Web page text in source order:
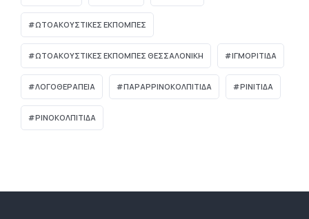
ΩΤΟΑΚΟΥΣΤΙΚΈΣ ΕΚΠΟΜΠΈΣ
ΩΤΟΑΚΟΥΣΤΙΚΈΣ ΕΚΠΟΜΠΈΣ ΘΕΣΣΑΛΟΝΊΚΗ ΙΓΜΟΡΊΤΙΔΑ
ΛΟΓΟΘΕΡΑΠΕΊΑ ΠΑΡΑΡΡΙΝΟΚΟΛΠΊΤΙΔΑ ΡΙΝΊΤΙΔΑ
ΡΙΝΟΚΟΛΠΊΤΙΔΑ